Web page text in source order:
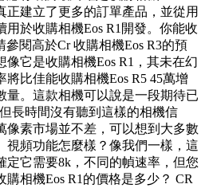
正建立了更多的訂單產品，並從用
用於收購相機Eos R1開發。你能收
參閱高於Cr 收購相機Eos R3的預
它是收購相機Eos R1，其未在幻
比佳能收購相機Eos R5 45萬增
量。這款相機可以說是一段期待已
長時間沒有聽到這樣的相機信
像素市場並不差，可以想到大多數
視頻功能怎麼樣？像我們一樣，這
定它需要8k，不同的幀速率，但您
相機Eos R1的價格是多少？ CR